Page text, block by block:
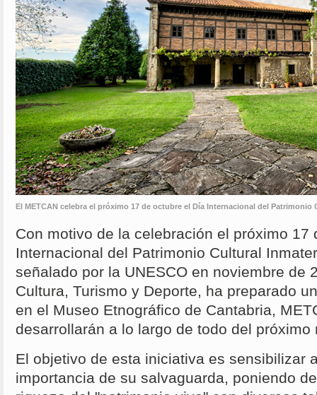
El METCAN celebra el próximo 17 de octubre el Día Internacional del Patrimonio
Con motivo de la celebración el próximo 17
Internacional del Patrimonio Cultural
señalado por la UNESCO en noviembre de
Cultura, Turismo y Deporte, ha preparado
en el Museo Etnográfico de Cantabria,
desarrollarán a lo largo de todo del próximo
El objetivo de esta iniciativa es sensibilizar
importancia de su salvaguarda, poniendo